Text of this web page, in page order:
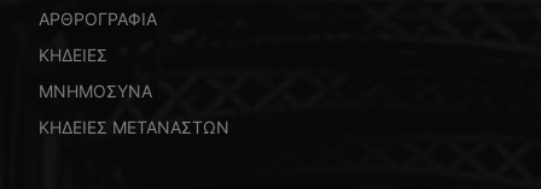
ΑΡΘΡΟΓΡΑΦΙΑ
ΚΗΔΕΙΕΣ
ΜΝΗΜΟΣΥΝΑ
ΚΗΔΕΙΕΣ ΜΕΤΑΝΑΣΤΩΝ